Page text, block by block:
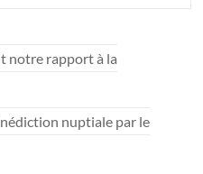
notre rapport à la
nuptiale par le